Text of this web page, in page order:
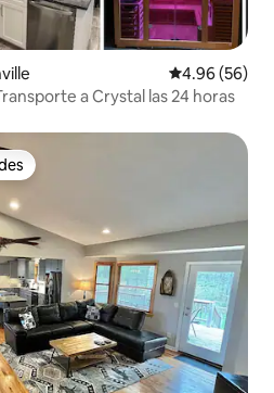
Calificación
4.96 (56)
a Crystal las 24 horas
entre huéspedes